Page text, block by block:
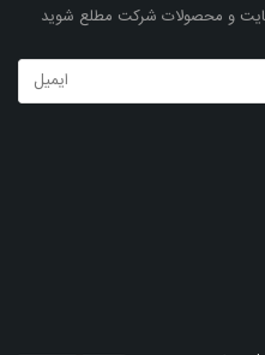
ناژو 5%
و محصولات شرکت مطلع شوید